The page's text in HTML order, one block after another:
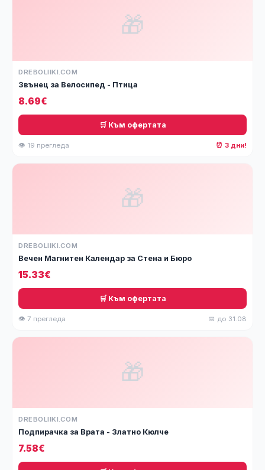
🎁
DREBOLIIKI.COM
Звънец за Велосипед - Птица
8.69€
🛒 Към офертата
👁 19 прегледа ⏰ 3 дни!
🎁
DREBOLIIKI.COM
Вечен Магнитен Календар за Стена и Бюро
15.33€
🛒 Към офертата
👁 7 прегледа 📅 до 31.08
🎁
DREBOLIIKI.COM
Подпирачка за Врата - Златно Кюлче
7.58€